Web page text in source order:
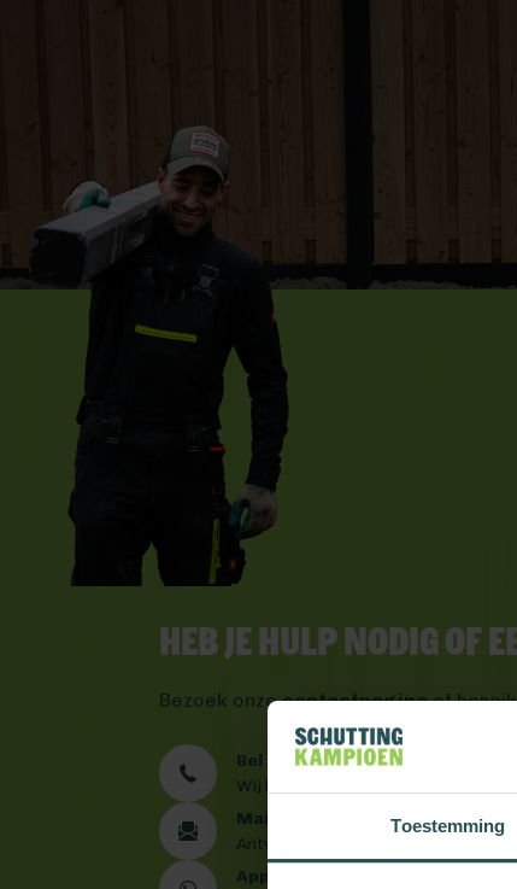
Toestemming
Heb je hulp nodig of
Bezoek onzecontactpaginaof bereik
Bel ons 0492 - 313 008
Wij helpen je graag verder
Mail ons
Antwoord binnen één werkdag
App ons